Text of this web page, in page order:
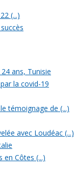
(...)
ans, Tunisie
la covid-19
témoignage de (...)
avec Loudéac (...)
Côtes (...)